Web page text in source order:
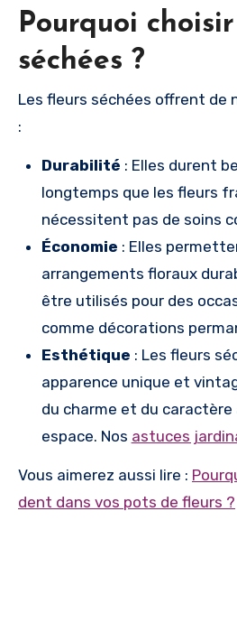
Pourquoi
séchées ?
Les fleurs séchées offrent de
:
Durabilité : Elles durent
longtemps que les fleurs
nécessitent pas de soins
Économie : Elles
arrangements floraux
être utilisés pour des
comme décorations
Esthétique : Les fleurs
apparence unique et
du charme et du caractère
espace. Nos astuces
Vous aimerez aussi lire :
dent dans vos pots de fleurs ?